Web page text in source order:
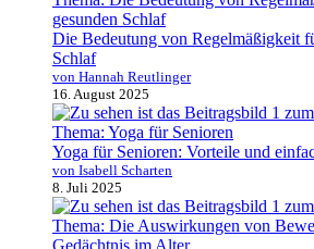
Die Bedeutung von Regelmäßigkeit
Schlaf
von Hannah Reutlinger
16. August 2025
Yoga für Senioren: Vorteile und
von Isabell Scharten
8. Juli 2025